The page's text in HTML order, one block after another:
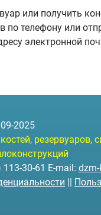
или получить
по телефону или
электронной
2025
резервуаров,
30-61 E-mail: dzm-
||